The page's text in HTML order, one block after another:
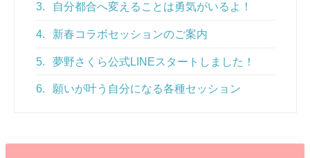
3. 自分都合へ変えることは勇気がいるよ！
4. 新春コラボセッションのご案内
5. 夢野さくら公式LINEスタートしました！
6. 願いが叶う自分になる各種セッション